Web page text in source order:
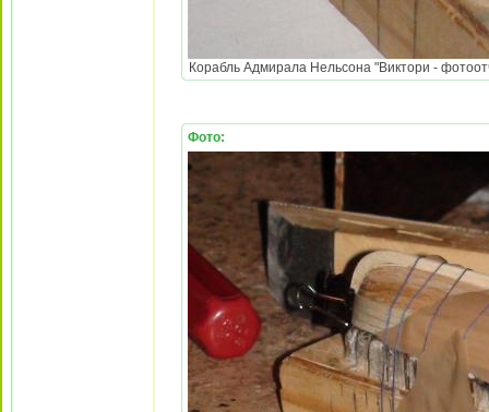
Корабль Адмирала Нельсона "Виктори -
Фото: